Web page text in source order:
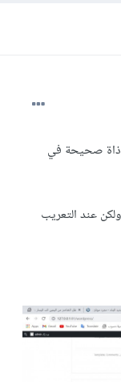
صحيحة في
عند التعريب